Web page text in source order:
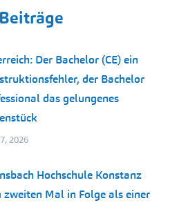
Der Bachelor (CE) ein
der Bachelor
das gelungenes
2026
Hochschule Konstanz
zweiten Mal in Folge als einer